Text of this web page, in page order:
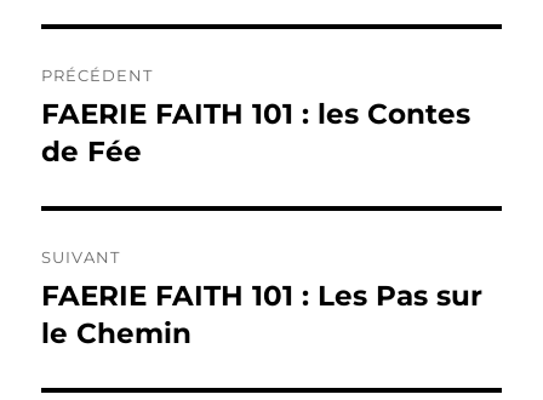
de
l’article
PRÉCÉDENT
Publication
précédente :
FAERIE FAITH 101 : les Contes
de Fée
SUIVANT
Publication
suivante :
FAERIE FAITH 101 : Les Pas sur
le Chemin